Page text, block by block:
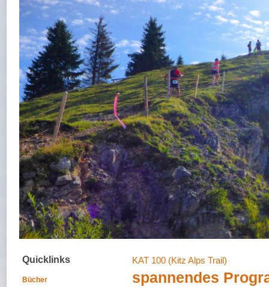
Quicklinks
Bücher
KAT 100 (Kitz Alps Trail)
spannendes